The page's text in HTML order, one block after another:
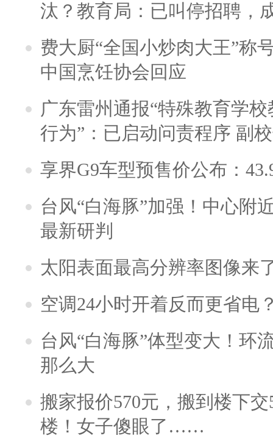
汰？教育局：已叫停招聘，
费大厨“全国小炒肉大王”称
中国烹饪协会回应
广东雷州通报“特殊教育学
行为”：已启动问责程序 副
享界G9车型预售价公布：
台风“白海豚”加强！中心附
最新研判
太阳表面最高分辨率图像来
空调24小时开着反而更省电
台风“白海豚”体型变大！环
那么大
搬家报价570元，搬到楼下
楼！女子傻眼了……